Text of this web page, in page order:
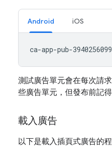
Android iOS
測試廣告單元會在每次請
些廣告單元，但發布前記
載入廣告
以下是載入插頁式廣告的